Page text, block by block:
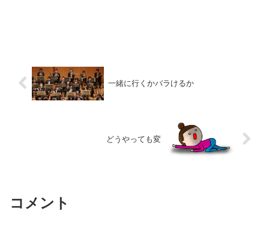
一緒に行くかバラけるか
どうやっても変
コメント